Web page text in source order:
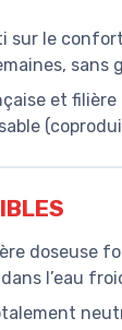
sur le
sans
et filière
doseuse
l’eau